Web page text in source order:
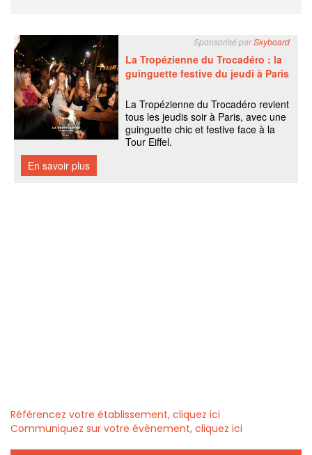
Référencez votre établissement, cliquez ici
Communiquez sur votre évènement, cliquez ici